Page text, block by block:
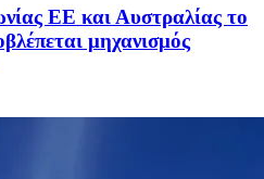
ΕΕ και Αυστραλίας το
μηχανισμός